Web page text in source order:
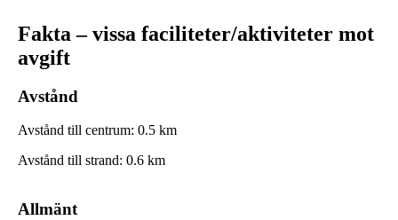
Fakta – vissa faciliteter/aktiviteter mot
avgift
Avstånd
Avstånd till centrum: 0.5 km
Avstånd till strand: 0.6 km
Allmänt